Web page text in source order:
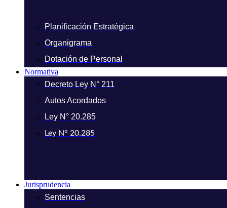
Planificación Estratégica
Organigrama
Dotación de Personal
Normativa
Decreto Ley N° 211
Autos Acordados
Ley N° 20.285
Ley N° 20.285
Jurisprudencia
Sentencias